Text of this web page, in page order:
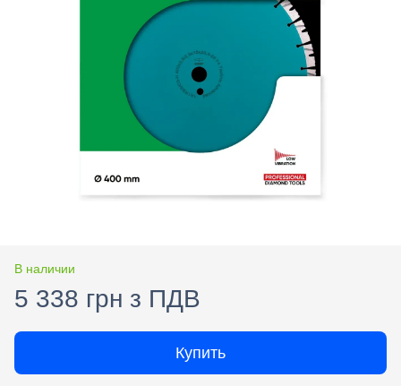
В наличии
5 338 грн з ПДВ
Купить